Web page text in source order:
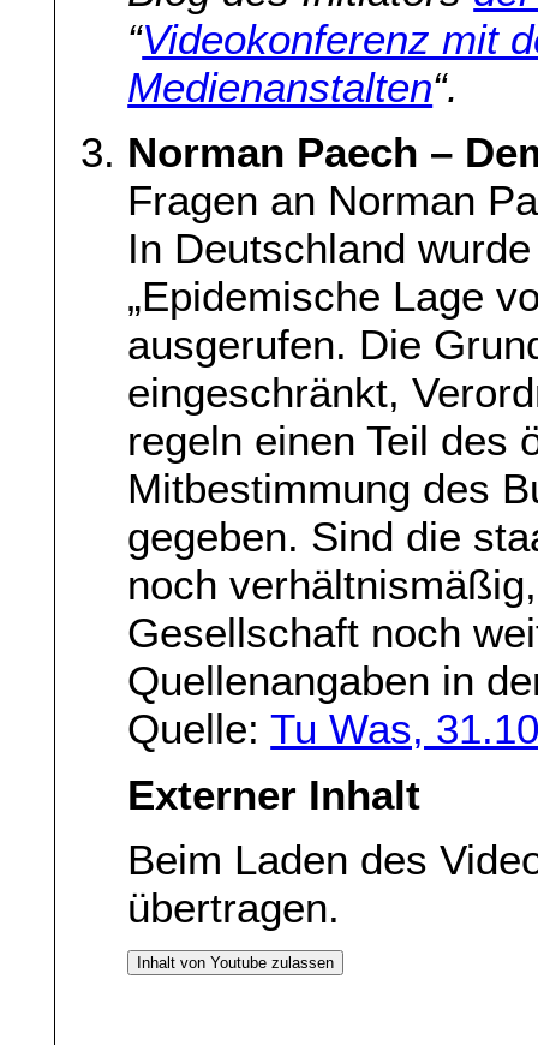
“Videokonferenz mit
Medienanstalten“.
Norman Paech –
Fragen an Norman
In Deutschland
„Epidemische Lage
ausgerufen. Die
eingeschränkt,
regeln einen Teil des
Mitbestimmung des
gegeben. Sind die
noch
Gesellschaft noch
Quellenangaben in
Quelle:Tu Was,
Externer Inhalt
Beim Laden des
übertragen.
Inhalt von Youtube zulassen